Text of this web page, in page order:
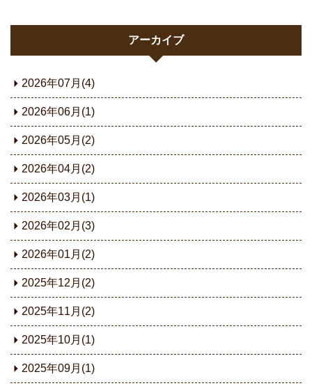
アーカイブ
2026年07月(4)
2026年06月(1)
2026年05月(2)
2026年04月(2)
2026年03月(1)
2026年02月(3)
2026年01月(2)
2025年12月(2)
2025年11月(2)
2025年10月(1)
2025年09月(1)